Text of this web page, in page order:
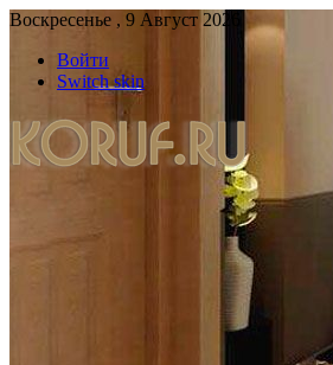
Воскресенье , 9 Август 2026
Войти
Switch skin